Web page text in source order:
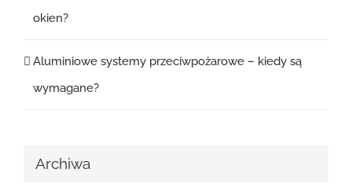
okien?
Aluminiowe systemy przeciwpożarowe – kiedy są
wymagane?
Archiwa